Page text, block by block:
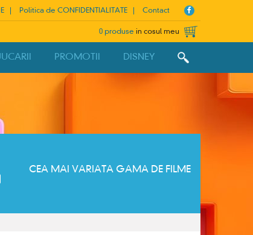
Politica de CONFIDENTIALITATE Contact
0 produse in cosul meu
PROMOTII DISNEY
CEA MAI VARIATA GAMA DE FILME